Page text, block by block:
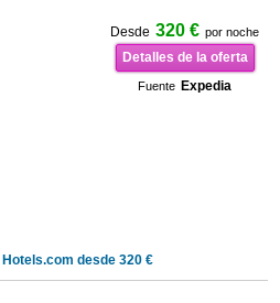
Desde 320 € por noche
Detalles de la oferta
Fuente Expedia
Hotels.com desde 320 €